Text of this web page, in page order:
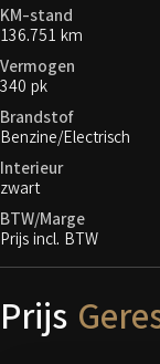
KM-stand
136.751 km
Vermogen
340 pk
Brandstof
Benzine/Electrisch
Interieur
zwart
BTW/Marge
Prijs incl. BTW
Prijs